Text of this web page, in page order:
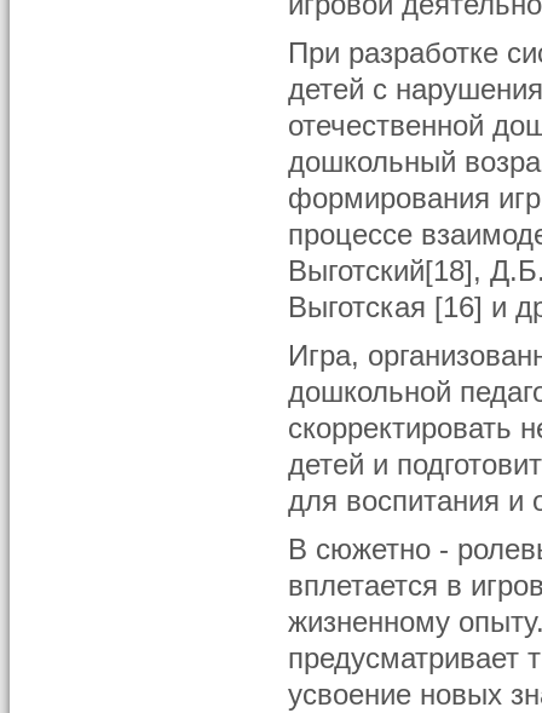
При разработке
детей с
отечественной
дошкольный
формирования
процессе
Выготский[18],
Выготская [16] и
Игра,
дошкольной
скорректировать
детей и
для воспитания и
В сюжетно -
вплетается в
жизненному
предусматривает
усвоение новых